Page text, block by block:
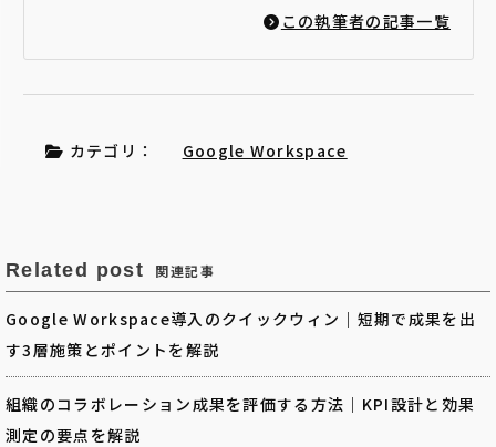
この執筆者の記事一覧
カテゴリ： Google Workspace
Related post 関連記事
Google Workspace導入のクイックウィン｜短期で成果を出
す3層施策とポイントを解説
組織のコラボレーション成果を評価する方法｜KPI設計と効果
測定の要点を解説